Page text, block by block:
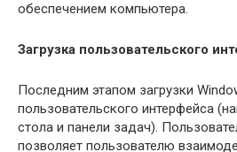
обеспечением компьютера.
Загрузка пользовательского
Последним этапом загрузки
пользовательского интерфейса
стола и панели задач).
позволяет пользователю